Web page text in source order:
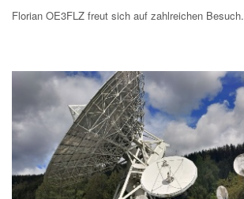
Florian OE3FLZ freut sich auf zahlreichen Besuch.